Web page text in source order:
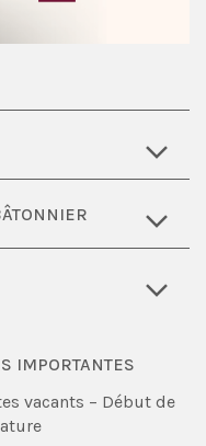
IMPORTANTES
vacants – Début de